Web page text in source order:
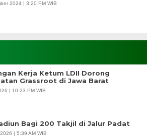
2024 | 3:20 PM WIB
Kerja Ketum LDII Dorong
Grassroot di Jawa Barat
| 10:23 PM WIB
Bagi 200 Takjil di Jalur Padat
| 5:39 AM WIB